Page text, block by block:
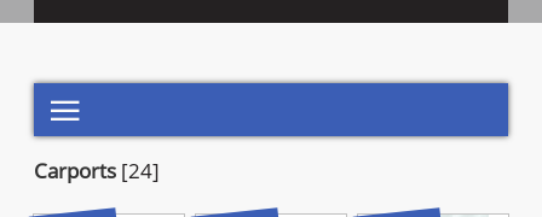

Carports [24]